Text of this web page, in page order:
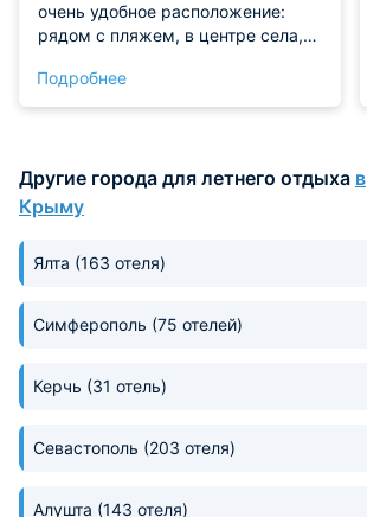
очень удобное расположение:
рядом с пляжем, в центре села,
уборку проводят часто, техника
работает, никаких проблем не
Подробнее
Другие города для летнего отдыха в
Крыму
Ялта (163 отеля)
Симферополь (75 отелей)
Керчь (31 отель)
Севастополь (203 отеля)
Алушта (143 отеля)